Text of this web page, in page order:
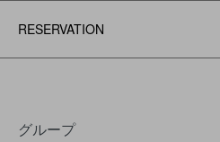
RESERVATION
グループ